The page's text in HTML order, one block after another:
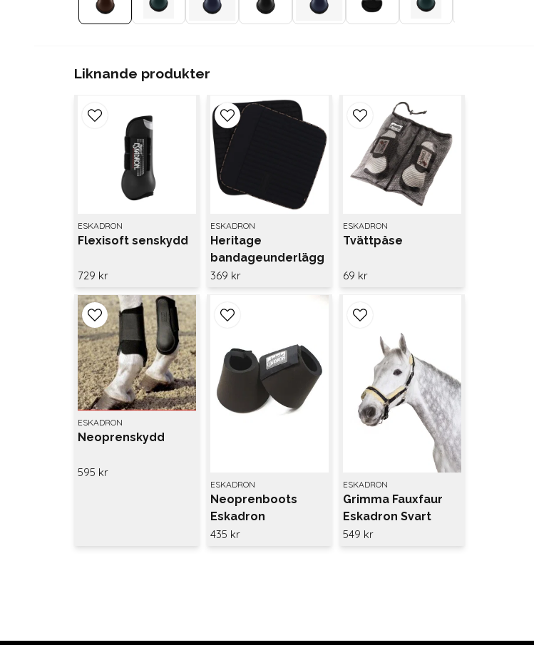
Liknande produkter
ESKADRON
Flexisoft senskydd
729 kr
ESKADRON
Heritage
bandageunderlägg
Eskadron
369 kr
ESKADRON
Tvättpåse
69 kr
ESKADRON
Neoprenskydd
595 kr
ESKADRON
Neoprenboots
Eskadron
435 kr
ESKADRON
Grimma Fauxfaur
Eskadron Svart
549 kr